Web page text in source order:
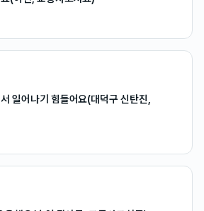
일어나기 힘들어요(대덕구 신탄진,